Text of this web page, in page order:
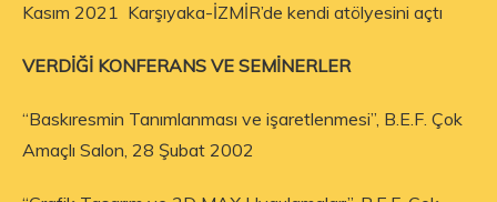
Kasım 2021 Karşıyaka-İZMİR’de kendi atölyesini açtı
VERDİĞİ KONFERANS VE SEMİNERLER
“Baskıresmin Tanımlanması ve işaretlenmesi”, B.E.F. Çok
Amaçlı Salon, 28 Şubat 2002